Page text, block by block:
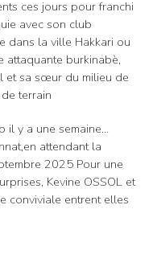
ces jours pour franchi
avec son club
dans la ville Hakkari ou
attaquante burkinabè,
et sa sœur du milieu de
terrain
il y a une semaine…
attendant la
2025 Pour une
Kevine OSSOL et
conviviale entrent elles